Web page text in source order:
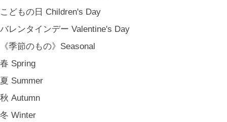
こどもの日 Children's Day
バレンタインデー Valentine's Day
《季節のもの》Seasonal
春 Spring
夏 Summer
秋 Autumn
冬 Winter
登録
プライバシーポリシー
特定商取引法に基づく表記
会員規約